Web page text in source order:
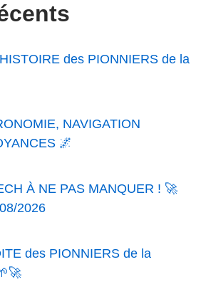
des PIONNIERS de la
NAVIGATION
🌌
À NE PAS MANQUER ! 🚀
2026
des PIONNIERS de la